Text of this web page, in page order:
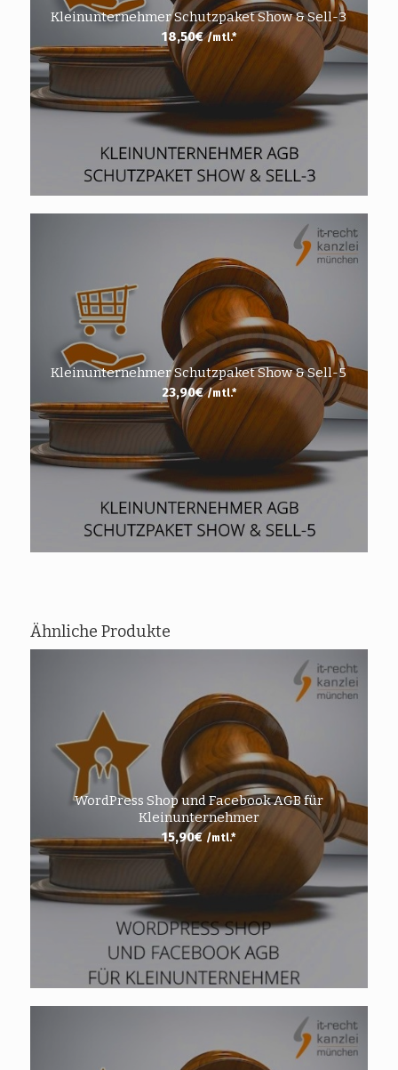
Kleinunternehmer Schutzpaket Show & Sell-3
18,50€ /mtl.*
Kleinunternehmer Schutzpaket Show & Sell-5
23,90€ /mtl.*
Ähnliche Produkte
WordPress Shop und Facebook AGB für
Kleinunternehmer
15,90€ /mtl.*